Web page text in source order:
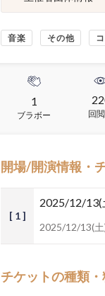
音楽 その他
1
ブラボー 回
開場/開演情報・
[ 1 ]
2025/12/13(
2025/12/13(
チケットの種類